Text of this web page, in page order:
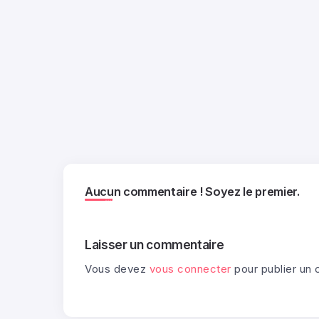
Aucun commentaire ! Soyez le premier.
Laisser un commentaire
Vous devez vous connecter pour publier un